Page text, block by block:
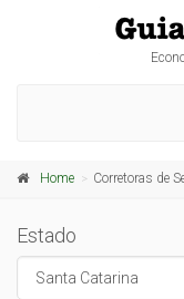
Home Corretoras de
Estado